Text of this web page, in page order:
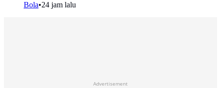
Bola•24 jam lalu
Advertisement